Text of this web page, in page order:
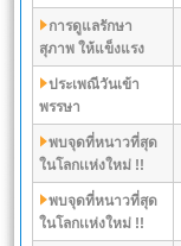
การดูแลรักษา
สุภาพ ให้แข็งแรง
ประเพณีวันเข้า
พรรษา
พบจุดที่หนาวที่สุด
ในโลกเเห่งใหม่ !!
พบจุดที่หนาวที่สุด
ในโลกเเห่งใหม่ !!